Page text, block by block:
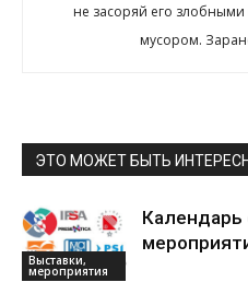
не засоряй его
мусором.
ЭТО МОЖЕТ БЫТЬ
Выставки,
мероприятия
Календарь